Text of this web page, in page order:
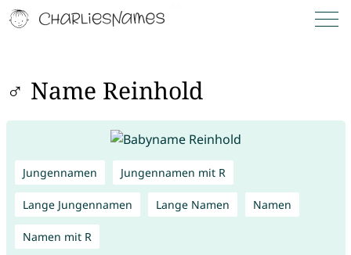
♂ Name Reinhold
Jungennamen Jungennamen mit R
Lange Jungennamen Lange Namen Namen
Namen mit R